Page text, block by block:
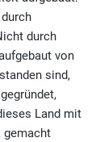
durch
von
sind,
Land mit
gemacht